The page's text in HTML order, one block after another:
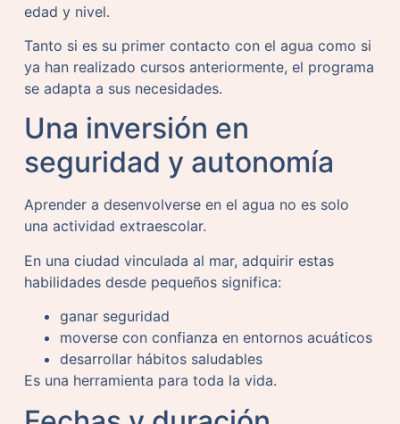
edad y nivel.
Tanto si es su primer contacto con el agua como si
ya han realizado cursos anteriormente, el programa
se adapta a sus necesidades.
Una inversión en
seguridad y autonomía
Aprender a desenvolverse en el agua no es solo
una actividad extraescolar.
En una ciudad vinculada al mar, adquirir estas
habilidades desde pequeños significa:
ganar seguridad
moverse con confianza en entornos acuáticos
desarrollar hábitos saludables
Es una herramienta para toda la vida.